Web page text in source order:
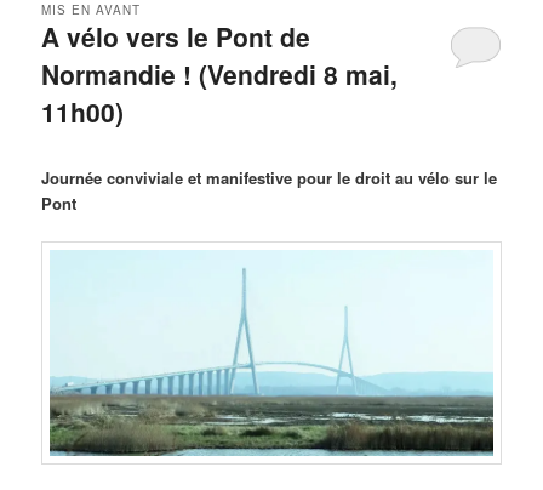
A vélo vers le Pont de
Normandie ! (Vendredi 8 mai,
11h00)
MIS EN AVANT
Journée conviviale et manifestive pour le droit au vélo sur le
Pont